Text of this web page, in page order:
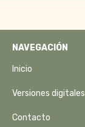
NAVEGACIÓN
Inicio
Versiones digitales
Contacto